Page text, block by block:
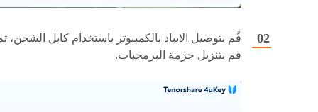
قُم بتوصيل الايباد بالكمبيوتر باستخدام كابل الشحن،
قم بتنزيل حزمة البرمجيات.